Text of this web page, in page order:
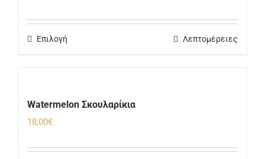
Επιλογή Λεπτομέρειες
Watermelon Σκουλαρίκια
18,00€